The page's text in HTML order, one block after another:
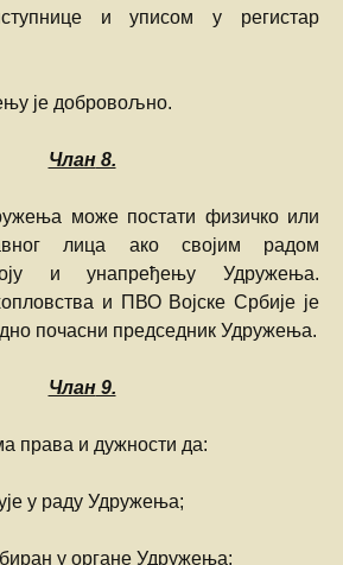
и уписом у регистар
је добровољно.
Члан8.
може постати физичко или
лица ако својим радом
и унапређењу Удружења.
и ПВО Војске Србије је
почасни председник Удружења.
Члан9.
права и дужности да:
у раду Удружења;
у органе Удружења;